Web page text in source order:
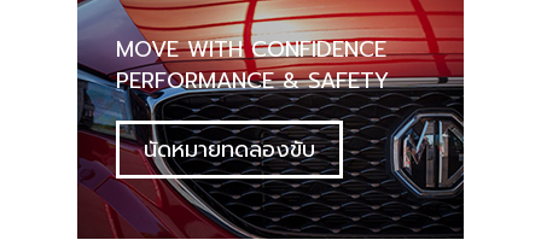
MOVE WITH CONFIDENCE
PERFORMANCE & SAFETY
นัดหมายทดลองขับ